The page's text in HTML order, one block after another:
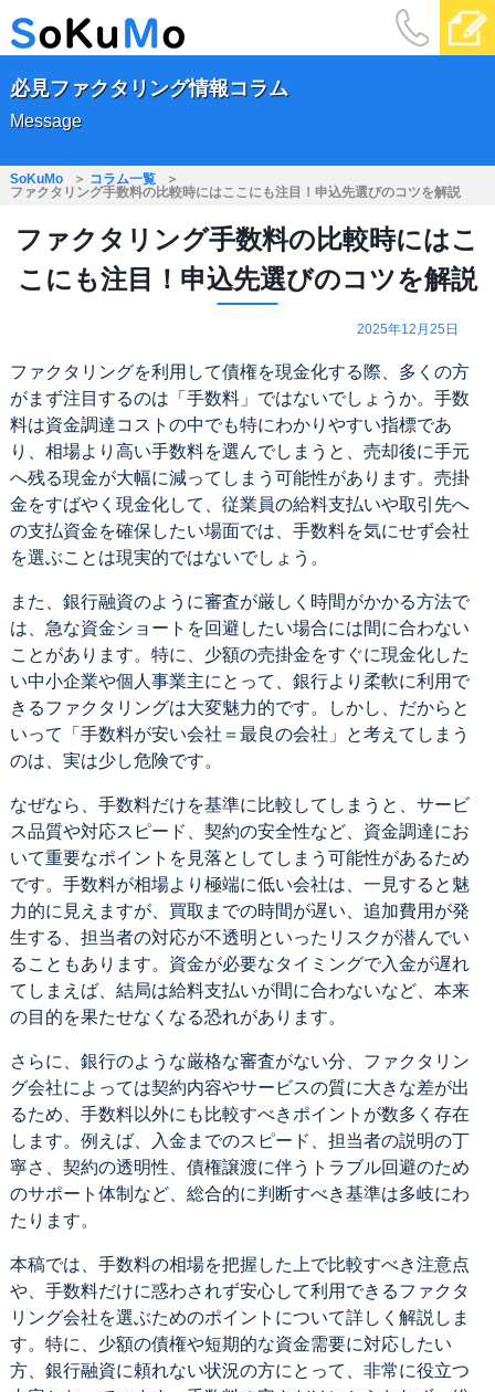
必見ファクタリング情報コラム
Message
SoKuMo
コラム一覧
ファクタリング手数料の比較時にはここにも注目！申込先選びのコツを解説
ファクタリング手数料の比較時にはこ
こにも注目！申込先選びのコツを解説
2025年12月25日
ファクタリングを利用して債権を現金化する際、多くの方
がまず注目するのは「手数料」ではないでしょうか。手数
料は資金調達コストの中でも特にわかりやすい指標であ
り、相場より高い手数料を選んでしまうと、売却後に手元
へ残る現金が大幅に減ってしまう可能性があります。売掛
金をすばやく現金化して、従業員の給料支払いや取引先へ
の支払資金を確保したい場面では、手数料を気にせず会社
を選ぶことは現実的ではないでしょう。
また、銀行融資のように審査が厳しく時間がかかる方法で
は、急な資金ショートを回避したい場合には間に合わない
ことがあります。特に、少額の売掛金をすぐに現金化した
い中小企業や個人事業主にとって、銀行より柔軟に利用で
きるファクタリングは大変魅力的です。しかし、だからと
いって「手数料が安い会社＝最良の会社」と考えてしまう
のは、実は少し危険です。
なぜなら、手数料だけを基準に比較してしまうと、サービ
ス品質や対応スピード、契約の安全性など、資金調達にお
いて重要なポイントを見落としてしまう可能性があるため
です。手数料が相場より極端に低い会社は、一見すると魅
力的に見えますが、買取までの時間が遅い、追加費用が発
生する、担当者の対応が不透明といったリスクが潜んでい
ることもあります。資金が必要なタイミングで入金が遅れ
てしまえば、結局は給料支払いが間に合わないなど、本来
の目的を果たせなくなる恐れがあります。
さらに、銀行のような厳格な審査がない分、ファクタリン
グ会社によっては契約内容やサービスの質に大きな差が出
るため、手数料以外にも比較すべきポイントが数多く存在
します。例えば、入金までのスピード、担当者の説明の丁
寧さ、契約の透明性、債権譲渡に伴うトラブル回避のため
のサポート体制など、総合的に判断すべき基準は多岐にわ
たります。
本稿では、手数料の相場を把握した上で比較すべき注意点
や、手数料だけに惑わされず安心して利用できるファクタ
リング会社を選ぶためのポイントについて詳しく解説しま
す。特に、少額の債権や短期的な資金需要に対応したい
方、銀行融資に頼れない状況の方にとって、非常に役立つ